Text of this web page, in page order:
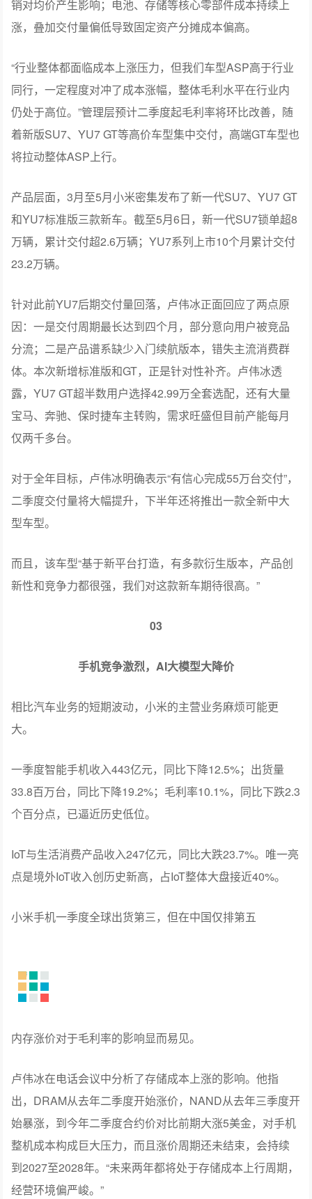
小米集团总裁卢伟冰
CFO林世伟详解了三重原因：跨年未交付订单的购置税补
贴单车约1万至1.5万元，直接拉低ASP；部分展车集中促
销对均价产生影响；电池、存储等核心零部件成本持续上
涨，叠加交付量偏低导致固定资产分摊成本偏高。
同行，一定程度对冲了成本涨幅，整体毛利水平在行业内
仍处于高位。”管理层预计二季度起毛利率将环比改善，随
着新版SU7、YU7 GT等高价车型集中交付，高端GT车型也
将拉动整体ASP上行。
产品层面，3月至5月小米密集发布了新一代SU7、YU7 GT
和YU7标准版三款新车。截至5月6日，新一代SU7锁单超8
万辆，累计交付超2.6万辆；YU7系列上市10个月累计交付
23.2万辆。
针对此前YU7后期交付量回落，卢伟冰正面回应了两点原
因：一是交付周期最长达到四个月，部分意向用户被竞品
体。本次新增标准版和GT，正是针对性补齐。卢伟冰透
露，YU7 GT超半数用户选择42.99万全套选配，还有大量
宝马、奔驰、保时捷车主转购，需求旺盛但目前产能每月
对于全年目标，卢伟冰明确表示“有信心完成55万台交付”，
而且，该车型“基于新平台打造，有多款衍生版本，产品创
新性和竞争力都很强，我们对这款新车期待很高。”
手机竞争激烈，AI大模型大降价
相比汽车业务的短期波动，小米的主营业务麻烦可能更
一季度智能手机收入443亿元，同比下降12.5%；出货量
个百分点，已逼近历史低位。
IoT与生活消费产品收入247亿元，同比大跌23.7%。唯一亮
点是境外IoT收入创历史新高，占IoT整体大盘接近40%。
小米手机一季度全球出货第三，但在中国仅排第五
内存涨价对于毛利率的影响显而易见。
卢伟冰在电话会议中分析了存储成本上涨的影响。他指